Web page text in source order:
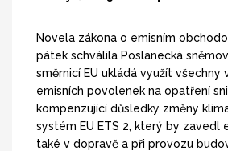
Novela zákona o emisním
pátek schválila Poslanecká
směrnicí EU ukládá využít všechny
emisních povolenek na opatření
kompenzující důsledky změny
systém EU ETS 2, který by zavedl
také v dopravě a při provozu